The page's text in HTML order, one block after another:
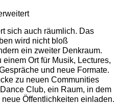
sich auch räumlich. Das
wird nicht bloß
ein zweiter Denkraum.
einem Ort für Musik, Lectures,
und neue Formate.
zu neuen Communities
Club, ein Raum, in dem
Öffentlichkeiten einladen.